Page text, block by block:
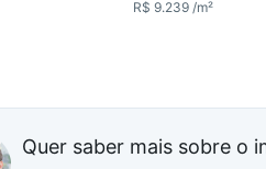
R$ 9.239 /m²
Quer saber mais sobre o